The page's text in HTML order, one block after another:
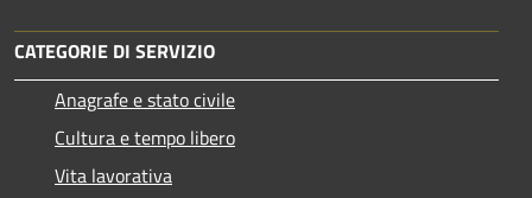
CATEGORIE DI SERVIZIO
Anagrafe e stato civile
Cultura e tempo libero
Vita lavorativa